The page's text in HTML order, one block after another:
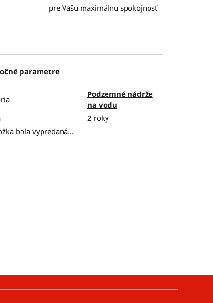
pre Vašu maximálnu spokojnosť
parametre
Podzemné nádrže
na vodu
2 roky
bola vypredaná…